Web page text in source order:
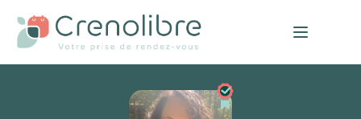
Open